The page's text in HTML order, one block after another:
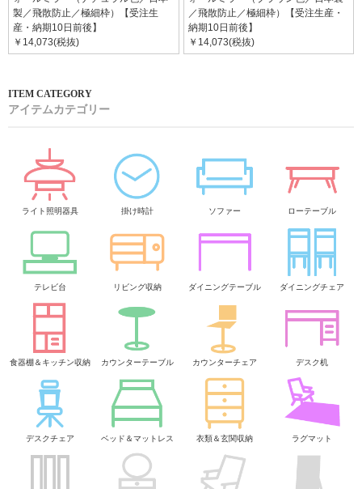
製／飛散防止／極細枠）【受注生
産・納期10日前後】
￥14,073(税抜)
／飛散防止／極細枠）【受注生産・
納期10日前後】
￥14,073(税抜)
アイテムカテゴリー
ライト照明器具 掛け時計 ソファー ローテーブル
テレビ台 リビング収納 ダイニングテーブル ダイニングチェア
食器棚＆キッチン収納 カウンターテーブル カウンターチェア デスク机
デスクチェア ベッド＆マットレス 衣類＆玄関収納 ラグマット